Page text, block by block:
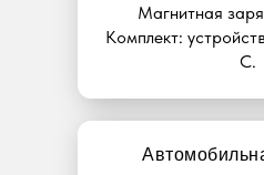
Магнитная
Комплект:
C.